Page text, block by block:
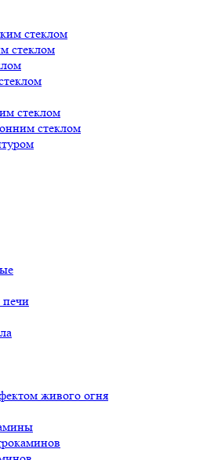
стеклом
стеклом
стеклом
стеклом
живого огня